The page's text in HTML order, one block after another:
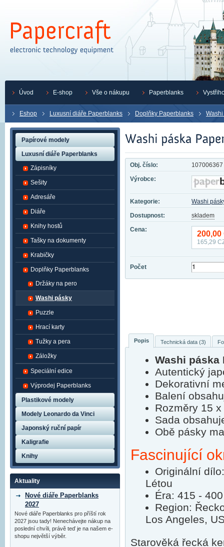
Eshop Luxusní diáře Paperblanks Doplňky Paperblanks
Obj. číslo:
107006367
Výrobce:
Kategorie:
Washi
Dostupnost:
skladem
Cena:
200,00
165,29
Počet
Popis Technická data (3)
Washi páska
Autentický
Dekorativní
Balení
Rozměry 15
Sada
Obě pásky
Fascinující
Originální
Létou
Éra: 415 -
Region:
Los Angeles,
Starověká řecká
Papírové modely
Luxusní diáře Paperblanks
Zápisníky
Sešity
Adresáře
Diáře
Knihy hostů
Tašky na dokumenty
Krabičky
Doplňky Paperblanks
Držáky na pero
Washi pásky
Puzzle
Hrací karty
Tužky a pera
Záložky
Speciální edice
Výprodej Paperblanks
Plastikové modely
Modely Leonardo da Vinci
Japonský ruční papír
Kaligrafie
Knihy
Aktuality
Nové diáře Paperblanks
2027
Nové diáře Paperblanks pro příští rok
2027 jsou tady! Nenechávejte nákup na
poslední chvíli, právě teď je na našem e-
shopu největší výběr.
Úvod E-shop Vše o nákupu Paperblanks